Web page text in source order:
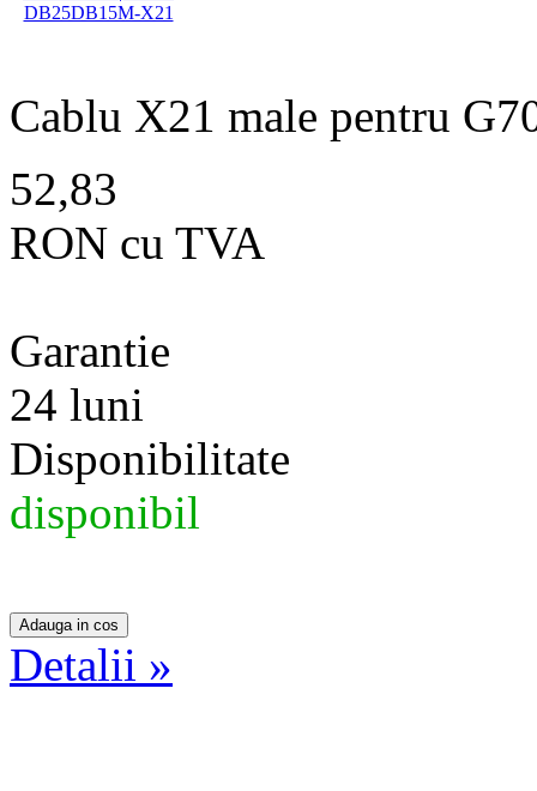
Cablu X21 male pentru
52,83
RON cu TVA
Garantie
24 luni
Disponibilitate
disponibil
Detalii »